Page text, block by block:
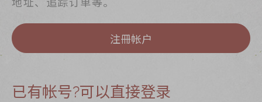
商务销售
奇华网志
手信礼品
时令食品
已有帐号?可以直接登录
注冊帐户